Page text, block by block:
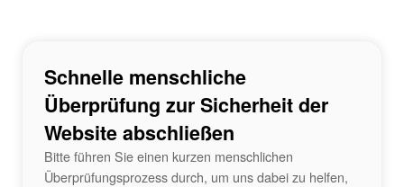
Schnelle menschliche
Überprüfung zur Sicherheit der
Website abschließen
Bitte führen Sie einen kurzen menschlichen
Überprüfungsprozess durch, um uns dabei zu helfen,